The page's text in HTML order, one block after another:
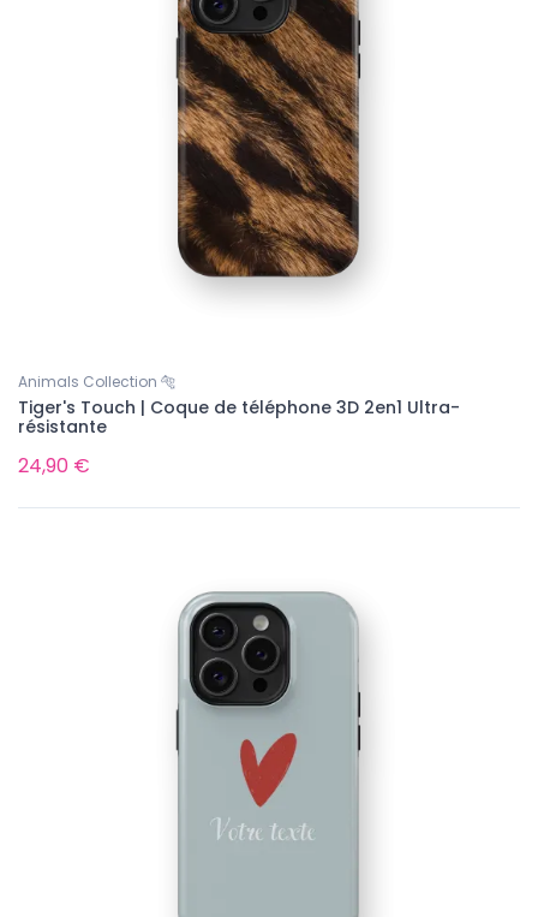
Animals Collection 🐅
Tiger's Touch | Coque de téléphone 3D 2en1 Ultra-
résistante
24,90 €